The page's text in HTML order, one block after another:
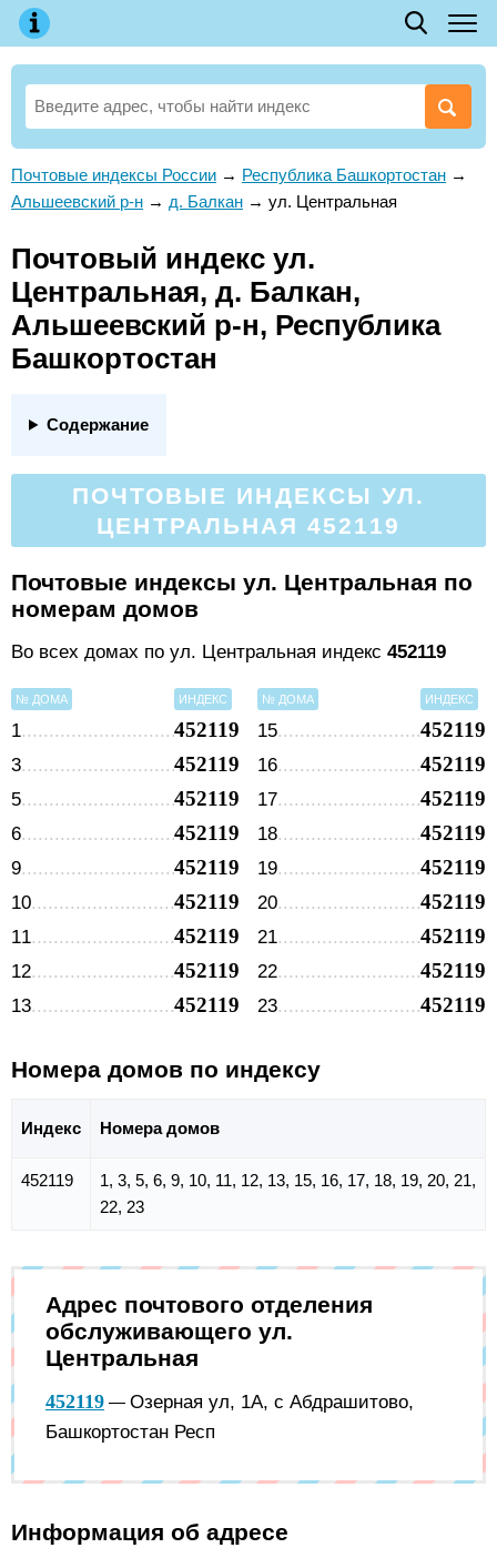
Почтовые индексы России → Республика Башкортостан →
Альшеевский р-н → д. Балкан → ул. Центральная
Почтовый индекс ул.
Центральная, д. Балкан,
Альшеевский р-н, Республика
Башкортостан
Содержание
ПОЧТОВЫЕ ИНДЕКСЫ УЛ.
ЦЕНТРАЛЬНАЯ 452119
Почтовые индексы ул. Центральная по
номерам домов
Во всех домах по ул. Центральная индекс 452119
№ ДОМА ИНДЕКС
1 452119
3 452119
5 452119
6 452119
9 452119
10 452119
11 452119
12 452119
13 452119
№ ДОМА ИНДЕКС
15 452119
16 452119
17 452119
18 452119
19 452119
20 452119
21 452119
22 452119
23 452119
Номера домов по индексу
Индекс Номера домов
452119
1, 3, 5, 6, 9, 10, 11, 12, 13, 15, 16, 17, 18, 19, 20, 21,
22, 23
Адрес почтового отделения
обслуживающего ул.
Центральная
452119 — Озерная ул, 1А, с Абдрашитово,
Башкортостан Респ
Информация об адресе